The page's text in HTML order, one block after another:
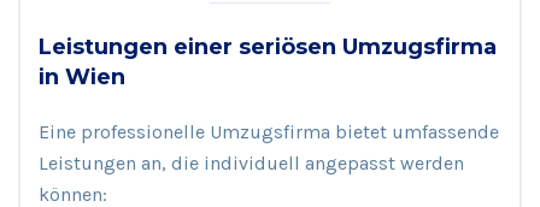
Leistungen einer seriösen Umzugsfirma
in Wien
Eine professionelle Umzugsfirma bietet umfassende
Leistungen an, die individuell angepasst werden
können: